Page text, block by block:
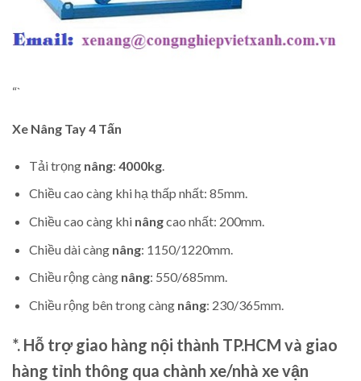
“`
Xe Nâng Tay4 Tấn
Tải trọng nâng: 4000kg.
Chiều cao càng khi hạ thấp nhất: 85mm.
Chiều cao càng khi nângcao nhất: 200mm.
Chiều dài càng nâng: 1150/1220mm.
Chiều rộng càng nâng: 550/685mm.
Chiều rộng bên trong càng nâng: 230/365mm.
*. Hỗ trợ giao hàng nội thành TP.HCM và giao
hàng tỉnh thông qua chành xe/nhà xe vận